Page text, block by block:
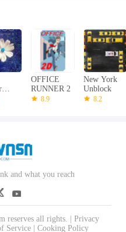
OFFICE
RUNNER 2
8.9
New York
Unblock
8.2
and what you reach
reserves all rights. | Privacy
Service Cooking Policy